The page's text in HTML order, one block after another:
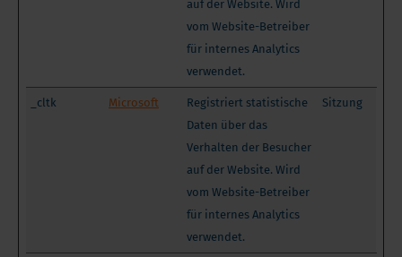
auf der Website. Wird
vom Website-Betreiber
für internes Analytics
verwendet.
_cltk Microsoft
Registriert statistische
Daten über das
Verhalten der Besucher
auf der Website. Wird
vom Website-Betreiber
für internes Analytics
verwendet.
Sitzung